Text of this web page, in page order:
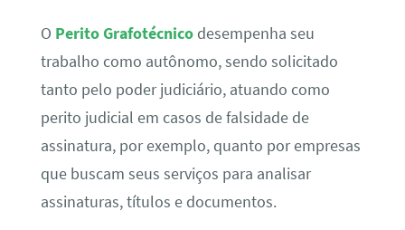
O Perito Grafotécnicodesempenha seu
trabalho como autônomo, sendo solicitado
tanto pelo poder judiciário, atuando como
perito judicial em casos de falsidade de
assinatura, por exemplo, quanto por empresas
que buscam seus serviços para analisar
assinaturas, títulos e documentos.